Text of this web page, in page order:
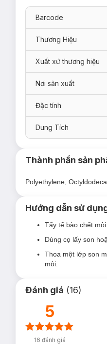
Hồng Baby –
Đỏ Đất –
Đỏ Cherry – Luxe
Ưu thế nổi bật
Chất son lì với độ
Bảng màu phong
Thành phần chứa
Đạt chuẩn Vegan
Barcode
Thương Hiệu
Xuất xứ thương hiệu
Nơi sản xuất
Đặc tính
Dung Tích
Thành phần sản
Polyethylene,
Hướng dẫn sử
Tẩy tế bào chết
Dùng cọ lấy son
Thoa một lớp son
môi.
Đánh giá (16)
5
16 đánh giá